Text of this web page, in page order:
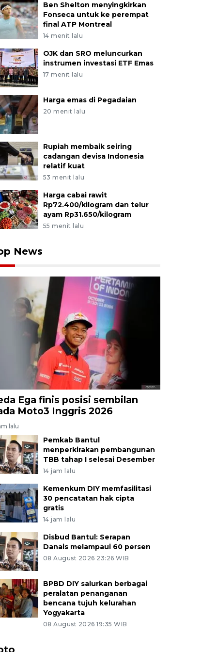
Ben Shelton menyingkirkan
Fonseca untuk ke perempat
final ATP Montreal
14 menit lalu
OJK dan SRO meluncurkan
instrumen investasi ETF Emas
17 menit lalu
Harga emas di Pegadaian
20 menit lalu
Rupiah membaik seiring
cadangan devisa Indonesia
relatif kuat
53 menit lalu
Harga cabai rawit
Rp72.400/kilogram dan telur
ayam Rp31.650/kilogram
55 menit lalu
News
Ega finis posisi sembilan
Moto3 Inggris 2026
lalu
Pemkab Bantul
menperkirakan pembangunan
TBB tahap I selesai Desember
14 jam lalu
Kemenkum DIY memfasilitasi
30 pencatatan hak cipta
gratis
14 jam lalu
Disbud Bantul: Serapan
Danais melampaui 60 persen
08 August 2026 23:26 WIB
BPBD DIY salurkan berbagai
peralatan penanganan
bencana tujuh kelurahan
Yogyakarta
08 August 2026 19:35 WIB